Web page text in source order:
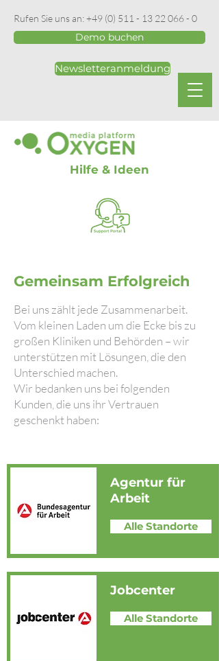
Rufen Sie uns an:+49 (0) 511 - 13 22 066 - 0
Demo buchen
Newsletteranmeldung
Hilfe & Ideen
Gemeinsam Erfolgreich
Bei uns zählt jede Zusammenarbeit.
Vom kleinen Laden um die Ecke bis zu
großen Kliniken und Behörden – wir
unterstützen mit Lösungen, die den
Unterschied machen.
Wir bedanken uns bei folgenden
Kunden, die uns ihr Vertrauen
geschenkt haben:
Agentur für
Arbeit
Alle Standorte
Jobcenter
Alle Standorte